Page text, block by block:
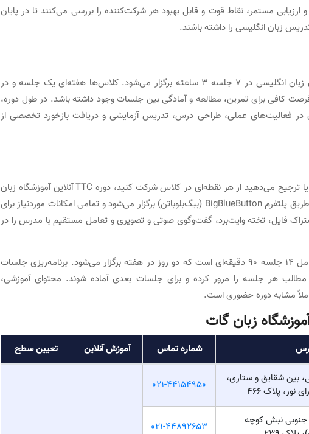
ارزیابی مستمر، نقاط قوت و قابل بهبود هر شرکت‌کننده را بررسی می‌کنند تا در پایان
تدریس زبان انگلیسی را داشته باشند.
کلاس‌های حضوری دوره تربیت مدرس زبان انگلیسی در ۷ جلسه 3 ساعته برگزار می‌شود. کلاس‌ها هفته‌ای یک جلسه و در
فرصت کافی برای تمرین، مطالعه و آمادگی بین جلسات وجود داشته باشد. در طول دوره،
در فعالیت‌های عملی، طراحی درس، تدریس آزمایشی و دریافت بازخورد تخصصی از
اگر امکان حضور در آموزشگاه را ندارید یا ترجیح می‌دهید از هر نقطه‌ای در کلاس شرکت کنید، دوره TTC آنلاین آموزشگاه زبان
گات گزینه‌ای ایده‌آل است. این دوره از طریق پلتفرم BigBlueButton (بیگ‌بلوباتن) برگزار می‌شود و تمامی امکانات موردنیاز برای
فایل، تخته وایت‌برد، گفت‌وگوی صوتی و تصویری و تعامل مستقیم با مدرس را در
دوره TTC انگلیسی به‌صورت آنلاین شامل ۱۴ جلسه ۹۰ دقیقه‌ای است که دو روز در هفته برگزار می‌شود. برنامه‌ریزی جلسات
مطالب هر جلسه را مرور کرده و برای جلسات بعدی آماده شوند. محتوای آموزشی،
مشابه دوره حضوری است.
زبان گات
شماره تماس آموزش آنلاین تعیین سطح
بین شقایق و ستاری،
پلاک 466
021-44154950
جنوبی نبش کوچه
021-44892653